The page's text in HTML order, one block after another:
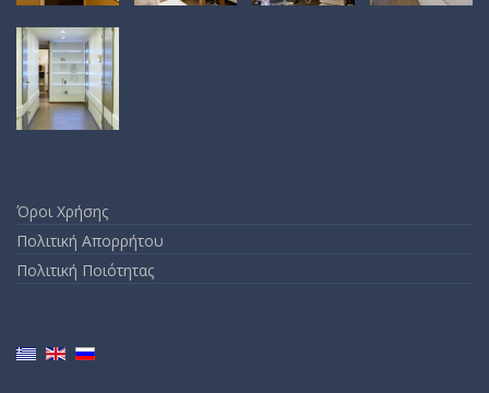
Όροι Χρήσης
Πολιτική Απορρήτου
Πολιτική Ποιότητας